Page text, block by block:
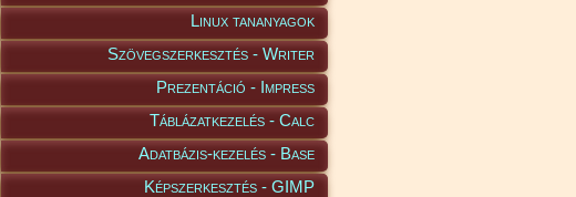
Linux tananyagok
Szövegszerkesztés - Writer
Prezentáció - Impress
Táblázatkezelés - Calc
Adatbázis-kezelés - Base
Képszerkesztés - GIMP